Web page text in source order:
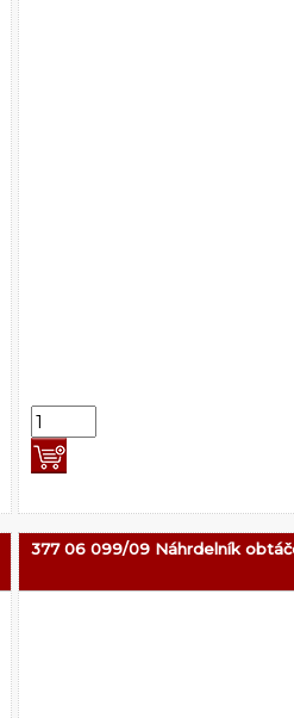
377 06 099/09 Náhrdelník